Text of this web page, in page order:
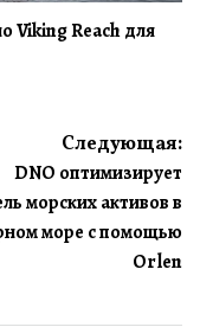
Viking Reach для
Следующая:
DNO оптимизирует
морских активов в
море с помощью
Orlen